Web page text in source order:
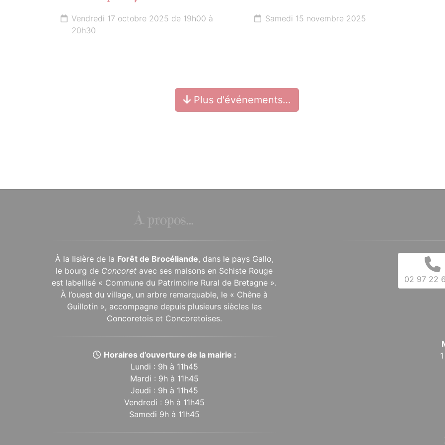
Vendredi 17 octobre 2025 de 19h00 à
20h30
Samedi 15 novembre 2025
Plus d'événements…
À propos...
À la lisière de la Forêt de Brocéliande, dans le pays Gallo,
le bourg de Concoret avec ses maisons en Schiste Rouge
est labellisé « Commune du Patrimoine Rural de Bretagne ».
À l’ouest du village, un arbre remarquable, le « Chêne à
Guillotin », accompagne depuis plusieurs siècles les
Concoretois et Concoretoises.
Horaires d’ouverture de la mairie :
Lundi : 9h à 11h45
Mardi : 9h à 11h45
Jeudi : 9h à 11h45
Vendredi : 9h à 11h45
Samedi 9h à 11h45
02 97 22